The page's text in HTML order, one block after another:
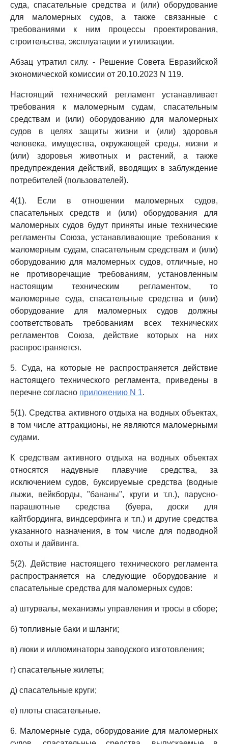
суда, спасательные средства и (или) оборудование
для маломерных судов, а также связанные с
требованиями к ним процессы проектирования,
строительства, эксплуатации и утилизации.
Абзац утратил силу. - Решение Совета Евразийской
экономической комиссии от 20.10.2023 N 119.
Настоящий технический регламент устанавливает
требования к маломерным судам, спасательным
средствам и (или) оборудованию для маломерных
судов в целях защиты жизни и (или) здоровья
человека, имущества, окружающей среды, жизни и
(или) здоровья животных и растений, а также
предупреждения действий, вводящих в заблуждение
потребителей (пользователей).
4(1). Если в отношении маломерных судов,
спасательных средств и (или) оборудования для
маломерных судов будут приняты иные технические
регламенты Союза, устанавливающие требования к
маломерным судам, спасательным средствам и (или)
оборудованию для маломерных судов, отличные, но
не противоречащие требованиям, установленным
настоящим техническим регламентом, то
маломерные суда, спасательные средства и (или)
оборудование для маломерных судов должны
соответствовать требованиям всех технических
регламентов Союза, действие которых на них
распространяется.
5. Суда, на которые не распространяется действие
настоящего технического регламента, приведены в
перечне согласно приложению N 1.
5(1). Средства активного отдыха на водных объектах,
в том числе аттракционы, не являются маломерными
судами.
К средствам активного отдыха на водных объектах
относятся надувные плавучие средства, за
исключением судов, буксируемые средства (водные
лыжи, вейкборды, "бананы", круги и т.п.), парусно-
парашютные средства (буера, доски для
кайтбординга, виндсерфинга и т.п.) и другие средства
указанного назначения, в том числе для подводной
охоты и дайвинга.
5(2). Действие настоящего технического регламента
распространяется на следующие оборудование и
спасательные средства для маломерных судов:
а) штурвалы, механизмы управления и тросы в сборе;
б) топливные баки и шланги;
в) люки и иллюминаторы заводского изготовления;
г) спасательные жилеты;
д) спасательные круги;
е) плоты спасательные.
6. Маломерные суда, оборудование для маломерных